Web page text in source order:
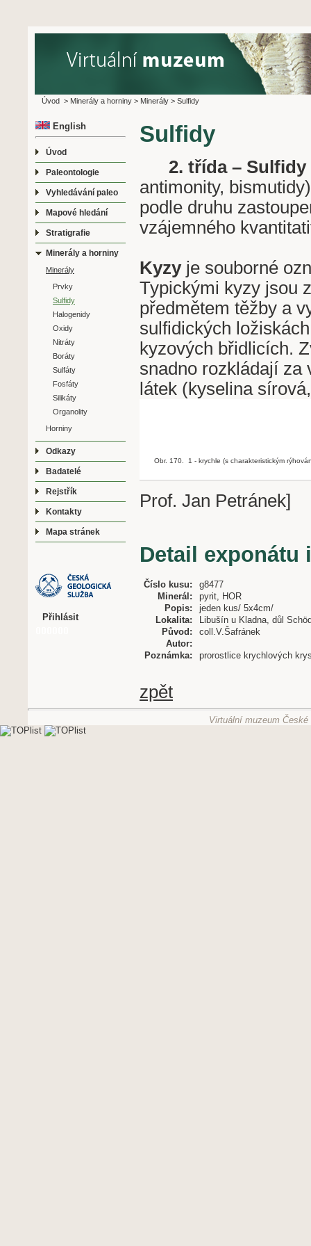
Úvod > Minerály a horniny > Minerály > Sulfidy
English
Úvod
Paleontologie
Vyhledávání paleo
Mapové hledání
Stratigrafie
Minerály a horniny
Minerály
Prvky
Sulfidy
Halogenidy
Oxidy
Nitráty
Boráty
Sulfáty
Fosfáty
Silikáty
Organolity
Horniny
Odkazy
Badatelé
Rejstřík
Kontakty
Mapa stránek
Přihlásit
Sulfidy
2. třída – Sulfidy
antimonity,
podle druhu
vzájemného
Kyzyje souborné
Typickými kyzy jsou
předmětem těžby a
sulfidických
kyzových břidlicích.
snadno rozkládají za
látek (kyselina
Obr. 170. 1 - krychle (s charakteristickým
Prof. Jan Petránek]
Detail exponátu
Číslo kusu:
g8477
Minerál:
pyrit, HOR
Popis:
jeden kus/ 5x4cm/
Lokalita:
Libušín u Kladna, důl
Původ:
coll.V.Šafránek
Autor:
Poznámka:
prorostlice krychlových
zpět
Virtuální muzeum